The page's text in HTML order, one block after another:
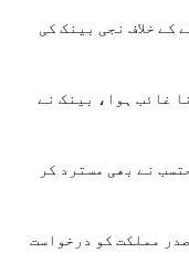
کے خلاف نجی بینک کی
کا لاکر سے 16 تولے سونا غائب ہوا، بینک نے
نے بھی مسترد کر
مملکت کو درخواست